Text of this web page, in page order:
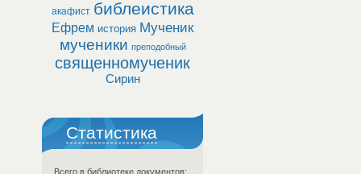
акафист библеистика
Ефрем история Мученик
мученики преподобный
священномученик
Сирин
Статистика
Всего в библиотеке документов: